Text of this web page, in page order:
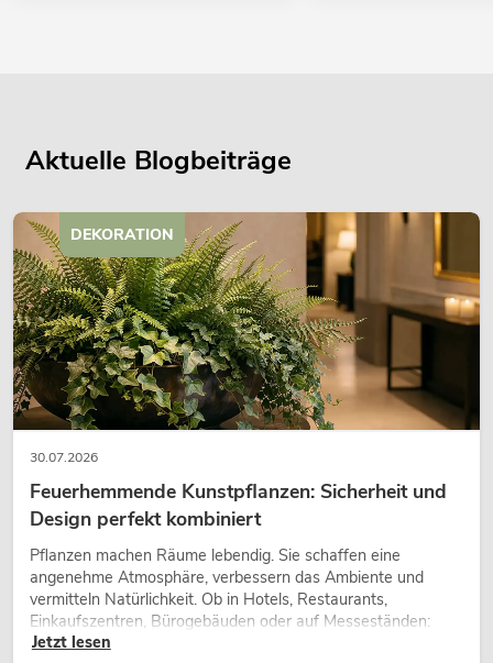
Aktuelle Blogbeiträge
30.07.2026
Feuerhemmende Kunstpflanzen: Sicherheit und
Design perfekt kombiniert
Pflanzen machen Räume lebendig. Sie schaffen eine
angenehme Atmosphäre, verbessern das Ambiente und
vermitteln Natürlichkeit. Ob in Hotels, Restaurants,
Einkaufszentren, Bürogebäuden oder auf Messeständen:
eine hochwertige Begrünung gehört heute längst zum
Jetzt lesen
DEKORATION